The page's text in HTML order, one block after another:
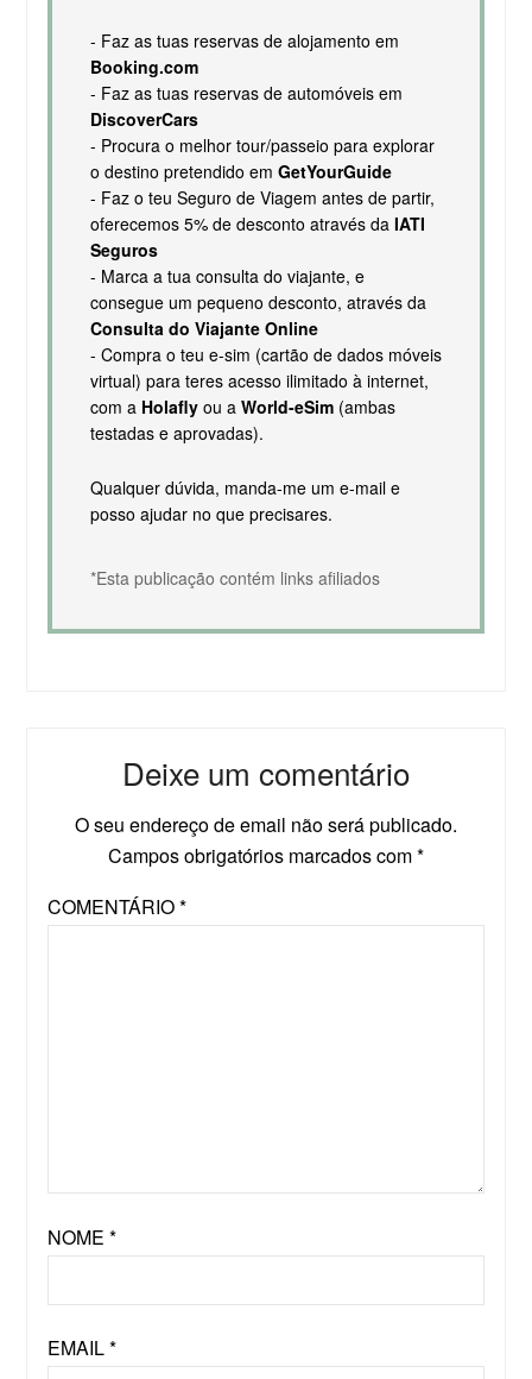
- Faz as tuas reservas de alojamento em
Booking.com
- Faz as tuas reservas de automóveis em
DiscoverCars
- Procura o melhor tour/passeio para explorar
o destino pretendido em GetYourGuide
- Faz o teu Seguro de Viagem antes de partir,
oferecemos 5% de desconto através da IATI
Seguros
- Marca a tua consulta do viajante, e
consegue um pequeno desconto, através da
Consulta do Viajante Online
- Compra o teu e-sim (cartão de dados móveis
virtual) para teres acesso ilimitado à internet,
com a Holaflyou a World-eSim(ambas
testadas e aprovadas).
Qualquer dúvida, manda-me um e-mail e
posso ajudar no que precisares.
*Esta publicação contém links afiliados
Deixe um comentário
O seu endereço de email não será publicado.
Campos obrigatórios marcados com*
COMENTÁRIO*
NOME *
EMAIL*